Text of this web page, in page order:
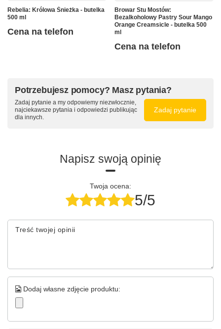
Rebelia: Królowa Śnieżka - butelka
500 ml
Cena na telefon
Browar Stu Mostów:
Bezalkoholowy Pastry Sour Mango
Orange Creamsicle - butelka 500
ml
Cena na telefon
Potrzebujesz pomocy? Masz pytania?
Zadaj pytanie a my odpowiemy niezwłocznie,
najciekawsze pytania i odpowiedzi publikując
dla innych.
Zadaj pytanie
Napisz swoją opinię
Twoja ocena:
5/5
Treść twojej opinii
Dodaj własne zdjęcie produktu: